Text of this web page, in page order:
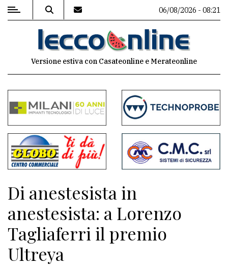
MENU
commenti
Contenuti
del
sito
Meteo
CONTATTI
06/08/2026 - 08:21
Versione estiva con Casateonline e Merateonline
Di anestesista in
anestesista: a Lorenzo
Tagliaferri il premio
Ultreya